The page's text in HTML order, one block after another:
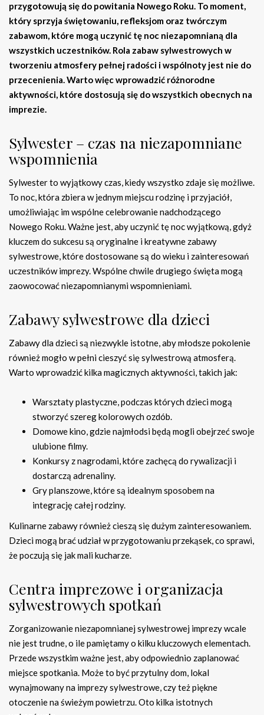
przygotowują się do powitania Nowego Roku. To moment,
który sprzyja świętowaniu, refleksjom oraz twórczym
zabawom, które mogą uczynić tę noc niezapomnianą dla
wszystkich uczestników. Rola zabaw sylwestrowych w
tworzeniu atmosfery pełnej radości i wspólnoty jest nie do
przecenienia. Warto więc wprowadzić różnorodne
aktywności, które dostosują się do wszystkich obecnych na
imprezie.
Sylwester – czas na niezapomniane
wspomnienia
Sylwester to wyjątkowy czas, kiedy wszystko zdaje się możliwe.
To noc, która zbiera w jednym miejscu rodzinę i przyjaciół,
umożliwiając im wspólne celebrowanie nadchodzącego
Nowego Roku. Ważne jest, aby uczynić tę noc wyjątkową, gdyż
kluczem do sukcesu są oryginalne i kreatywne zabawy
sylwestrowe, które dostosowane są do wieku i zainteresowań
uczestników imprezy. Wspólne chwile drugiego święta mogą
zaowocować niezapomnianymi wspomnieniami.
Zabawy sylwestrowe dla dzieci
Zabawy dla dzieci są niezwykle istotne, aby młodsze pokolenie
również mogło w pełni cieszyć się sylwestrową atmosferą.
Warto wprowadzić kilka magicznych aktywności, takich jak:
Warsztaty plastyczne, podczas których dzieci mogą
stworzyć szereg kolorowych ozdób.
Domowe kino, gdzie najmłodsi będą mogli obejrzeć swoje
ulubione filmy.
Konkursy z nagrodami, które zachęcą do rywalizacji i
dostarczą adrenaliny.
Gry planszowe, które są idealnym sposobem na
integrację całej rodziny.
Kulinarne zabawy również cieszą się dużym zainteresowaniem.
Dzieci mogą brać udział w przygotowaniu przekąsek, co sprawi,
że poczują się jak mali kucharze.
Centra imprezowe i organizacja
sylwestrowych spotkań
Zorganizowanie niezapomnianej sylwestrowej imprezy wcale
nie jest trudne, o ile pamiętamy o kilku kluczowych elementach.
Przede wszystkim ważne jest, aby odpowiednio zaplanować
miejsce spotkania. Może to być przytulny dom, lokal
wynajmowany na imprezy sylwestrowe, czy też piękne
otoczenie na świeżym powietrzu. Oto kilka istotnych